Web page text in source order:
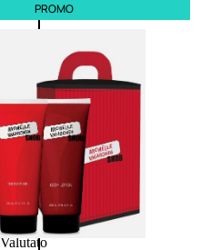
Fragranze
Nature
Donna
L’OCCITANE
EDT
FIORI
DI
Valutato
PROMO